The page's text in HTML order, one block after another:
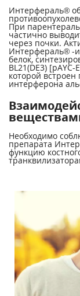
Интерфераль®
При
частично
через почки.
Интерфераль® -
белок,
BL21(DE3)
которой встроен
интерферона
Необходимо
препарата
функцию